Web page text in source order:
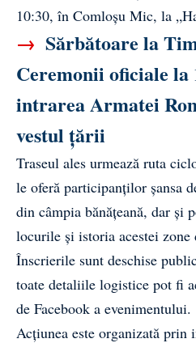
10:30, în Comloșu Mic, la
→ Sărbătoare la
Ceremonii oficiale la
intrarea Armatei
vestul țării
Traseul ales urmează ruta
le oferă participanților șansa
din câmpia bănățeană, dar și
locurile și istoria acestei zone
Înscrierile sunt deschise
toate detaliile logistice pot fi
de Facebook a evenimentului.
Acțiunea este organizată